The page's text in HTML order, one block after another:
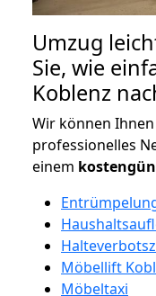
Umzug
Sie, wie
Koblenz
Wir können
professionelles
einem
Möbellift
Möbeltaxi